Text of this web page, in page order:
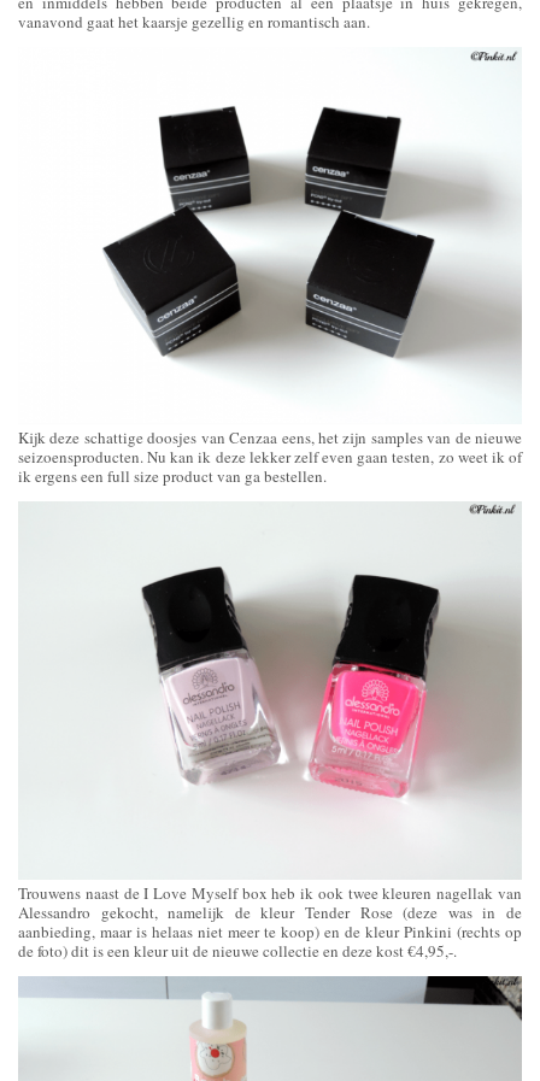
vanavond gaat het kaarsje gezellig en romantisch aan.
Kijk deze schattige doosjes van Cenzaa eens, het zijn samples van de nieuwe
seizoensproducten. Nu kan ik deze lekker zelf even gaan testen, zo weet ik of
ik ergens een full size product van ga bestellen.
Trouwens naast de I Love Myself box heb ik ook twee kleuren nagellak van
Alessandro gekocht, namelijk de kleur Tender Rose (deze was in de
aanbieding, maar is helaas niet meer te koop) en de kleur Pinkini (rechts op
de foto) dit is een kleur uit de nieuwe collectie en deze kost €4,95,-.